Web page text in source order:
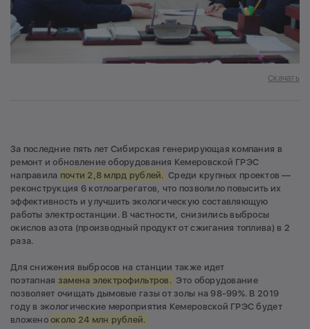
Скачать
За последние пять лет Сибирская генерирующая компания в
ремонт и обновление оборудования Кемеровской ГРЭС
направила почти 2,8 млрд рублей. Среди крупных проектов —
реконструкция 6 котлоагрегатов, что позволило повысить их
эффективность и улучшить экологическую составляющую
работы электростанции. В частности, снизились выбросы
окислов азота (производный продукт от сжигания топлива) в 2
раза.
Для снижения выбросов на станции также идет
поэтапная замена электрофильтров. Это оборудование
позволяет очищать дымовые газы от золы на 98-99%. В 2019
году в экологические мероприятия Кемеровской ГРЭС будет
вложенооколо 24 млн рублей.